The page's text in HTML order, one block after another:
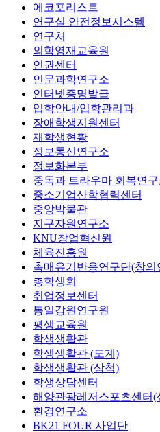
에코포리스트
연구실 안전정보시스템
연구처
의학영재교육원
인권센터
인문과학연구소
인터넷증명발급
입학안내/입학관리과
장애학생지원센터
재학생현황
정보통신연구소
정보화본부
중독과 트라우마 회복연
중소기업산학협력센터
중앙박물관
지구자원연구소
KNU창업혁신원
체육진흥원
촉매유기반응연구단(창의
총학생회
취업정보센터
통일강원연구원
평생교육원
학생생활관
학생생활관 (도계)
학생생활관 (삼척)
학생상담센터
해양관광레저스포츠센터(
환경연구소
BK21 FOUR 사업단